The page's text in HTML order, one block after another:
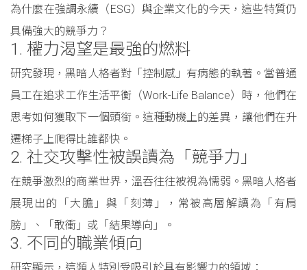
為什麼在強調永續（ESG）與企業文化的今天，這些特質仍
具備強大的競爭力？
1. 權力渴望是最強的燃料
研究發現，黑暗人格者對「控制感」有病態的執著。當普通
員工在追求工作生活平衡（Work-Life Balance）時，他們在
思考如何獲取下一個頭銜。這種動機上的差異，讓他們在升
遷梯子上爬得比誰都快。
2. 社交攻擊性被誤讀為「競爭力」
在競爭激烈的商業世界，溫吞往往被視為懦弱。黑暗人格者
展現出的「大膽」與「刻薄」，常被高層解讀為「有肩
膀」、「敢衝」或「結果導向」。
3. 不同的職業傾向